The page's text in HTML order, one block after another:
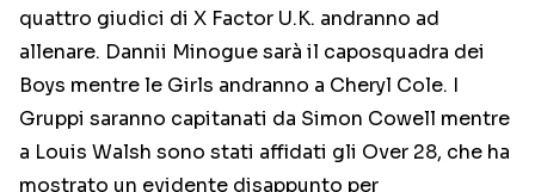
quattro giudici di X Factor U.K. andranno ad
allenare. Dannii Minogue sarà il caposquadra dei
Boys mentre le Girls andranno a Cheryl Cole. I
Gruppi saranno capitanati da Simon Cowell mentre
a Louis Walsh sono stati affidati gli Over 28, che ha
mostrato un evidente disappunto per